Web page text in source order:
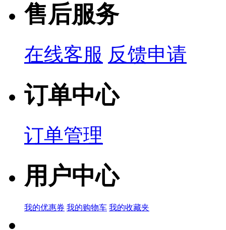
售后服务
在线客服 反馈申请
订单中心
订单管理
用户中心
我的优惠券 我的购物车 我的收藏夹